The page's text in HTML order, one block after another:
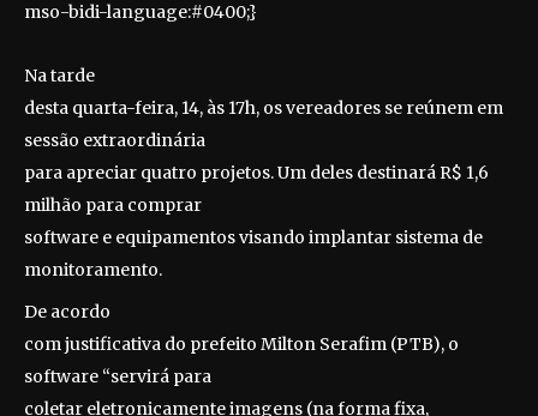
mso-bidi-language:#0400;}
Na tarde
desta quarta-feira, 14, às 17h, os vereadores se reúnem em
sessão extraordinária
para apreciar quatro projetos. Um deles destinará R$ 1,6
milhão para comprar
software e equipamentos visando implantar sistema de
monitoramento.
De acordo
com justificativa do prefeito Milton Serafim (PTB), o
software “servirá para
coletar eletronicamente imagens (na forma fixa,